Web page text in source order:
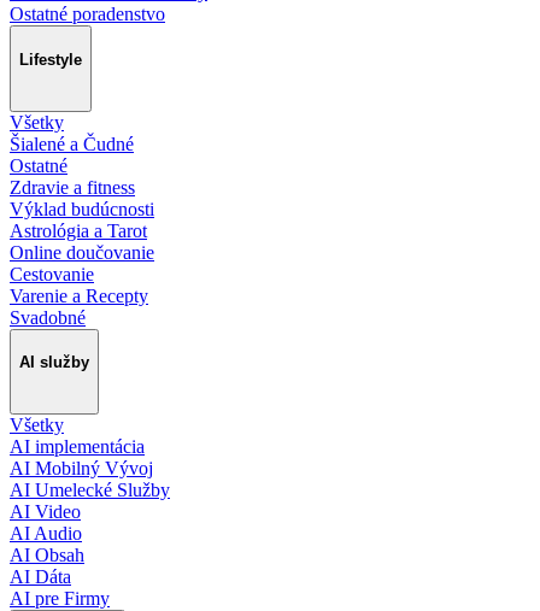
Ostatné poradenstvo
Lifestyle
Všetky
Šialené a Čudné
Ostatné
Zdravie a fitness
Výklad budúcnosti
Astrológia a Tarot
Online doučovanie
Cestovanie
Varenie a Recepty
Svadobné
AI služby
Všetky
AI implementácia
AI Mobilný Vývoj
AI Umelecké Služby
AI Video
AI Audio
AI Obsah
AI Dáta
AI pre Firmy